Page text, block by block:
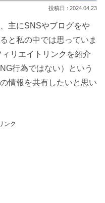
2024.04.23
主にSNSやブログをや
と私の中では思っていま
リエイトリンクを紹介
行為ではない）という
情報を共有したいと思い
ンク